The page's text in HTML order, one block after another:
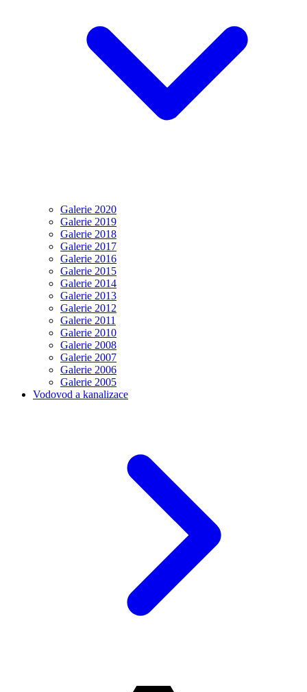
Galerie 2020
Galerie 2019
Galerie 2018
Galerie 2017
Galerie 2016
Galerie 2015
Galerie 2014
Galerie 2013
Galerie 2012
Galerie 2011
Galerie 2010
Galerie 2008
Galerie 2007
Galerie 2006
Galerie 2005
Vodovod a kanalizace